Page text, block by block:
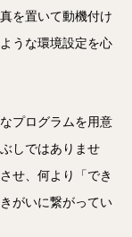
を置いて動機付け
うな環境設定を心
プログラムを用意
しではありませ
せ、何より「でき
がいに繋がってい